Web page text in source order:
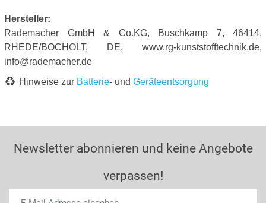
Hersteller:
Rademacher GmbH & Co.KG, Buschkamp 7, 46414,
RHEDE/BOCHOLT, DE, www.rg-kunststofftechnik.de,
info@rademacher.de
Hinweise zur Batterie- und Geräteentsorgung
Newsletter abonnieren und keine Angebote
verpassen!